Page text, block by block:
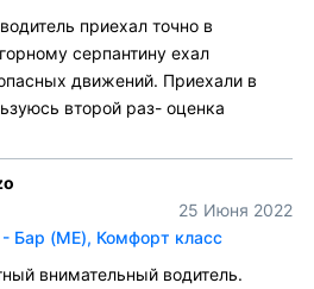
приехал точно в
серпантину ехал
движений. Приехали в
второй раз- оценка
25 Июня 2022
Бар (ME), Комфорт класс
внимательный водитель.